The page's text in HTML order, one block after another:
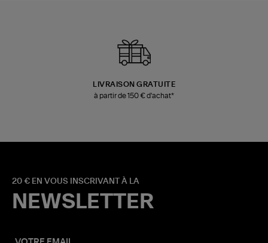
LIVRAISON GRATUITE
à partir de 150 € d'achat*
20 € EN VOUS INSCRIVANT À LA
NEWSLETTER